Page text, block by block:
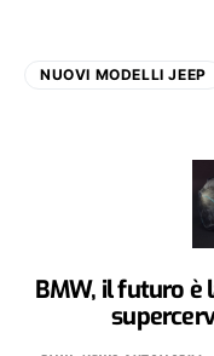
NUOVI MODELLI JEEP
BMW, il futuro è